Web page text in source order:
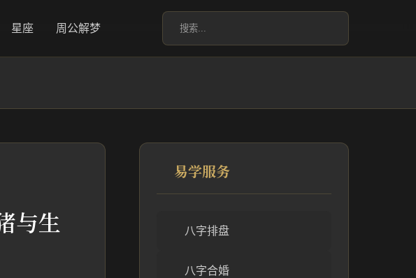
星座 周公解梦
与生
易学服务
八字排盘
八字合婚